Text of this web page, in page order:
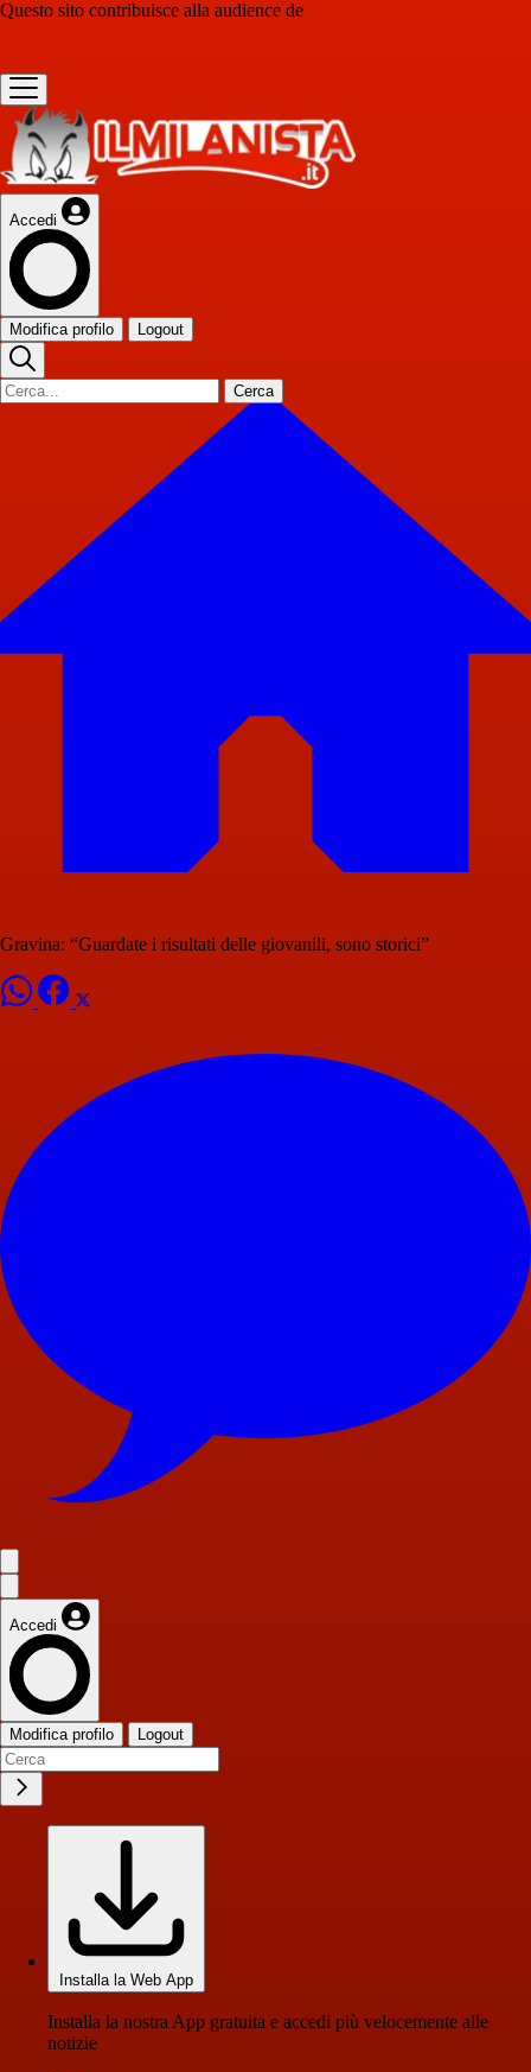
Questo sito contribuisce alla audience de
Accedi
Modifica profilo Logout
Cerca
Gravina: “Guardate i risultati delle giovanili, sono storici”
Accedi
Modifica profilo Logout
Installa la Web App
Installa la nostra App gratuita e accedi più velocemente alle
notizie